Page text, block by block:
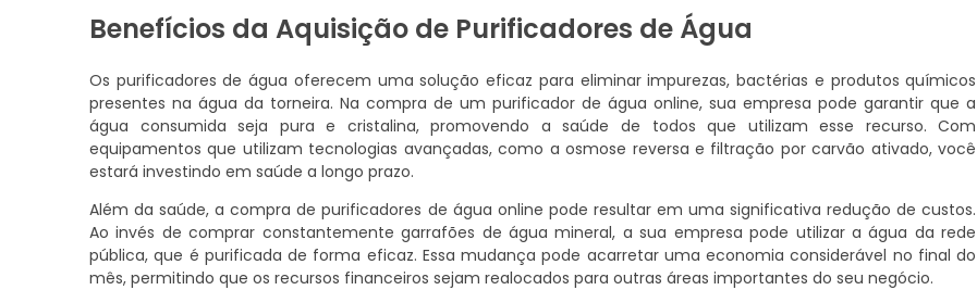
Benefícios da Aquisição de Purificadores de Água
Os purificadores de água oferecem uma solução eficaz para eliminar impurezas, bactérias e produtos químicos
presentes na água da torneira. Na compra de um purificador de água online, sua empresa pode garantir que a
água consumida seja pura e cristalina, promovendo a saúde de todos que utilizam esse recurso. Com
equipamentos que utilizam tecnologias avançadas, como a osmose reversa e filtração por carvão ativado, você
estará investindo em saúde a longo prazo.
Além da saúde, a compra de purificadores de água online pode resultar em uma significativa redução de custos.
Ao invés de comprar constantemente garrafões de água mineral, a sua empresa pode utilizar a água da rede
pública, que é purificada de forma eficaz. Essa mudança pode acarretar uma economia considerável no final do
mês, permitindo que os recursos financeiros sejam realocados para outras áreas importantes do seu negócio.